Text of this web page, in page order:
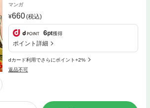
マンガ
660(税込)
6pt獲得
ポイント詳細
dカード利用でさらにポイント+2%
返品不可